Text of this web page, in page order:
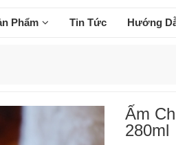
Phẩm Tin Tức Hướng
Ấm
280ml